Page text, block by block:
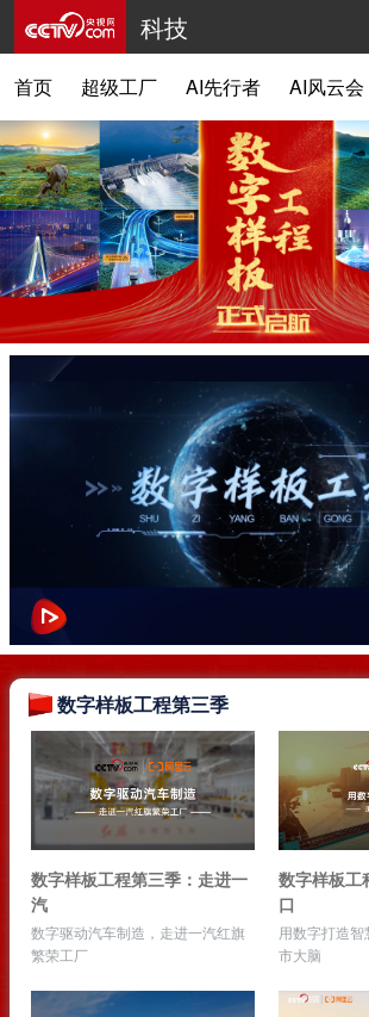
科技
首页 超级工厂 AI先行者 AI风云会
数字样板工程第三季
数字样板工程第三季：走进一
汽
数字驱动汽车制造，走进一汽红旗
繁荣工厂
数字样板工
口
用数字打造
市大脑